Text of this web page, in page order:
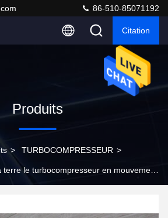
86-510-85071192
Citation
Produits
> TURBOCOMPRESSEUR >
le turbocompresseur en mouvement